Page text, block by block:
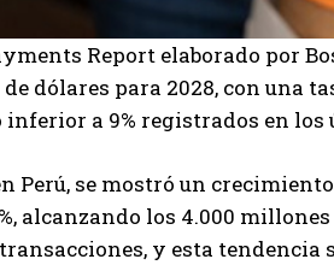
Report elaborado por
dólares para 2028, con una
inferior a 9% registrados en
se mostró un crecimiento
alcanzando los 4.000
y esta tendencia